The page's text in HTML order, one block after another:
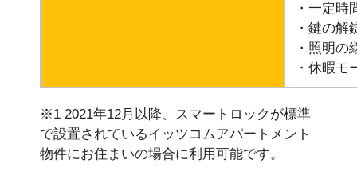
・一定
・鍵の解
・照明の
・休暇モ
※1 2021年12月以降、スマートロックが標準
で設置されているイッツコムアパートメント
物件にお住まいの場合に利用可能です。